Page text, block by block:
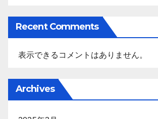
Recent Comments
表示できるコメントはありません。
Archives